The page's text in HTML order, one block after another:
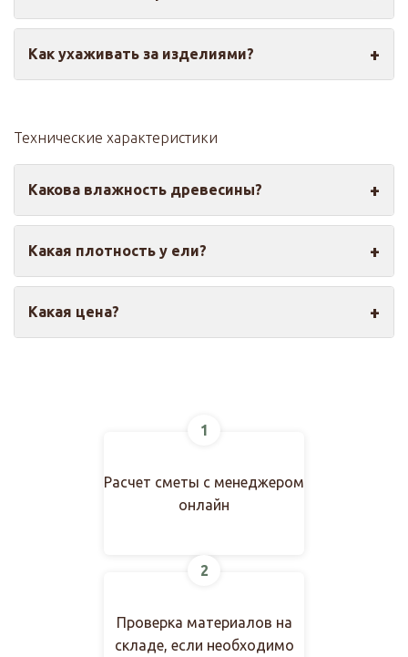
Для сложных конструкций рекомендуется
Как ухаживать за изделиями?
Технические характеристики
Какова влажность древесины?
Какая плотность у ели?
легкость и достаточную прочность.
Какая цена?
1
Расчет сметы с менеджером
онлайн
2
Проверка материалов на
складе, если необходимо